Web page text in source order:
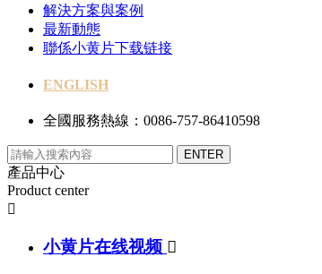
解決方案與案例
最新動態
聯係小黄片下载链接
ENGLISH
全國服務熱線：0086-757-86410598
產品中心
Product center

小黄片在线视频 